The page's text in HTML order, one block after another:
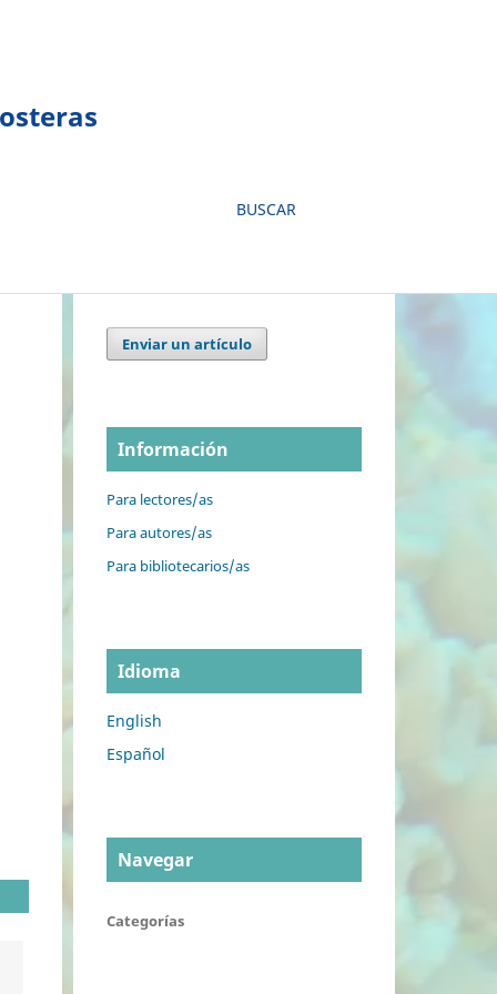
BUSCAR
Enviar un artículo
Información
Para lectores/as
Para autores/as
Para bibliotecarios/as
Idioma
English
Español
Navegar
Categorías